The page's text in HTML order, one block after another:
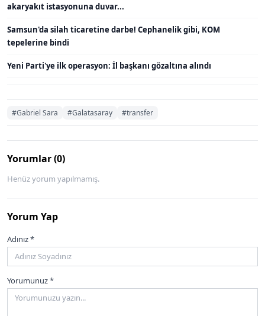
akaryakıt istasyonuna duvar...
Samsun'da silah ticaretine darbe! Cephanelik gibi, KOM
tepelerine bindi
Yeni Parti'ye ilk operasyon: İl başkanı gözaltına alındı
#Gabriel Sara #Galatasaray #transfer
Yorumlar (0)
Henüz yorum yapılmamış.
Yorum Yap
Adınız *
Yorumunuz *